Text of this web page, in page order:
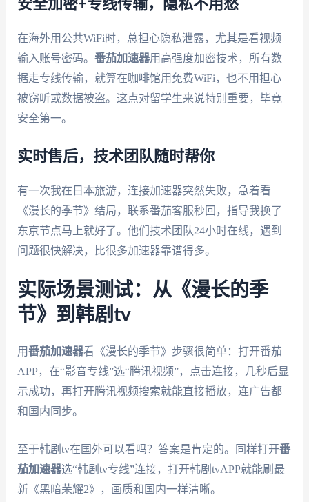
安全加密+专线传输，隐私不用愁
在海外用公共WiFi时，总担心隐私泄露，尤其是看视频
输入账号密码。 番茄加速器用高强度加密技术，所有数
据走专线传输，就算在咖啡馆用免费WiFi，也不用担心
被窃听或数据被盗。这点对留学生来说特别重要，毕竟
安全第一。
实时售后，技术团队随时帮你
有一次我在日本旅游，连接加速器突然失败，急着看
《漫长的季节》结局，联系番茄客服秒回，指导我换了
东京节点马上就好了。他们技术团队24小时在线，遇到
问题很快解决，比很多加速器靠谱得多。
实际场景测试：从《漫长的季
节》到韩剧tv
用番茄加速器看《漫长的季节》步骤很简单：打开番茄
APP，在“影音专线”选“腾讯视频”，点击连接，几秒后显
示成功，再打开腾讯视频搜索就能直接播放，连广告都
和国内同步。
至于韩剧tv在国外可以看吗？答案是肯定的。同样打开番
茄加速器选“韩剧tv专线”连接，打开韩剧tvAPP就能刷最
新《黑暗荣耀2》，画质和国内一样清晰。